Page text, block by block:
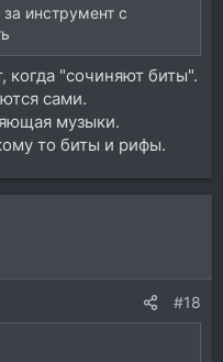
инструмент с
когда "сочиняют биты".
сами.
музыки.
то биты и рифы.
#18